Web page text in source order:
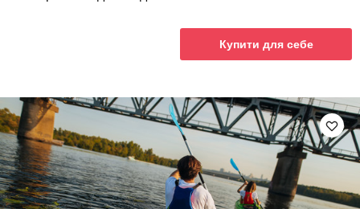
Купити для себе